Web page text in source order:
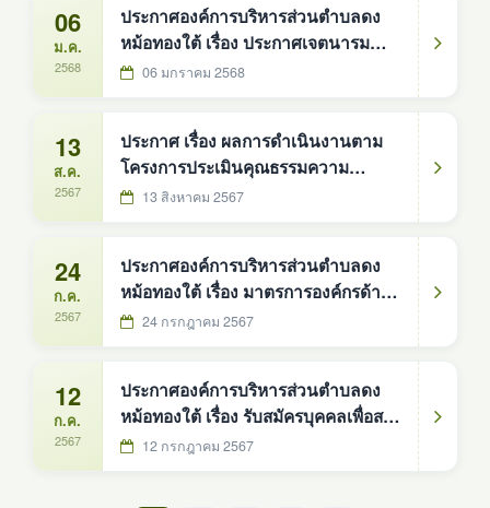
Policy) Fiscal year 2025
06
ม.ค.
2568
ประกาศองค์การบริหารส่วนตำบลดง
หม้อทองใต้ เรื่อง ประกาศเจตนารมณ์
นโยบายไม่รับของขวัญและของกำนัล
06 มกราคม 2568
13
ส.ค.
2567
ประกาศ เรื่อง ผลการดำเนินงานตาม
โครงการประเมินคุณธรรมความ
โปร่งใสในการดำเนินงานขององค์การ
13 สิงหาคม 2567
24
ก.ค.
2567
ประกาศองค์การบริหารส่วนตำบลดง
หม้อทองใต้ เรื่อง มาตรการองค์กรด้าน
ความปลอดภัยทางถนน
24 กรกฎาคม 2567
12
ก.ค.
2567
ประกาศองค์การบริหารส่วนตำบลดง
หม้อทองใต้ เรื่อง รับสมัครบุคคลเพื่อสรร
หาเเละเลือกสรรเป็นพนักงานจ้างทั่วไป
12 กรกฎาคม 2567